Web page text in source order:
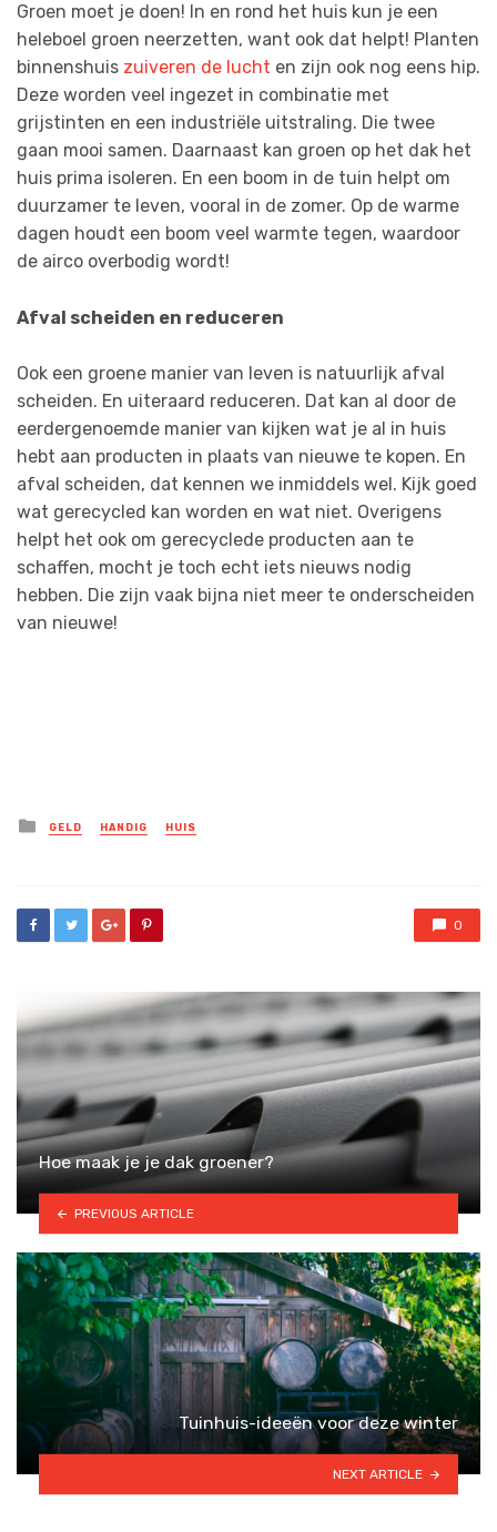
Groen moet je doen! In en rond het huis kun je een
heleboel groen neerzetten, want ook dat helpt! Planten
binnenshuis zuiveren de lucht en zijn ook nog eens hip.
Deze worden veel ingezet in combinatie met
grijstinten en een industriële uitstraling. Die twee
gaan mooi samen. Daarnaast kan groen op het dak het
huis prima isoleren. En een boom in de tuin helpt om
duurzamer te leven, vooral in de zomer. Op de warme
dagen houdt een boom veel warmte tegen, waardoor
de airco overbodig wordt!
Afval scheiden en reduceren
Ook een groene manier van leven is natuurlijk afval
scheiden. En uiteraard reduceren. Dat kan al door de
eerdergenoemde manier van kijken wat je al in huis
hebt aan producten in plaats van nieuwe te kopen. En
afval scheiden, dat kennen we inmiddels wel. Kijk goed
wat gerecycled kan worden en wat niet. Overigens
helpt het ook om gerecyclede producten aan te
schaffen, mocht je toch echt iets nieuws nodig
hebben. Die zijn vaak bijna niet meer te onderscheiden
van nieuwe!
Posted
in
GELD HANDIG HUIS
0
Hoe maak je je dak groener?
PREVIOUS ARTICLE
Tuinhuis-ideeën voor deze winter
NEXT ARTICLE